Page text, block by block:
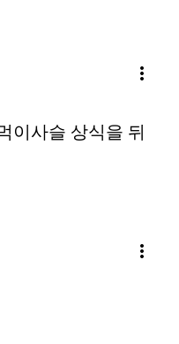
more_vert
이사슬 상식을 뒤
more_vert